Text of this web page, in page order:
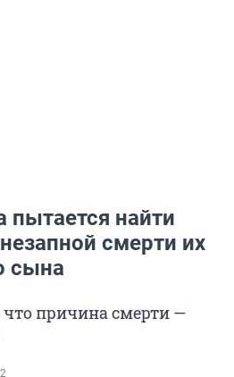
пытается найти
смерти их
сына
причина смерти —